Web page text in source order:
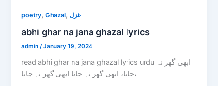
poetry,Ghazal, غزل
abhi ghar na jana ghazal lyrics
admin/January 19, 2024
read abhi ghar na jana ghazal lyrics urdu ابھی گھر نہ
جانا، ابھی گھر نہ جانا ابھی گھر نہ جانا،